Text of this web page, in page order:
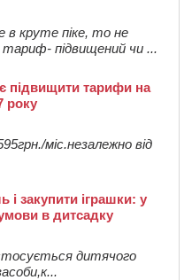
в круте піке, то не
підвищений чи ...
підвищити тарифи на
року
міс.незалежно від
і закупити іграшки: у
в дитсадку
дитячого